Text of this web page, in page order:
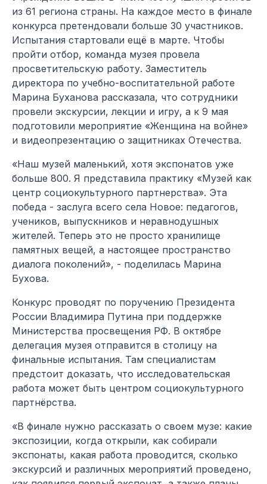
из 61 региона страны. На каждое место в финале
конкурса претендовали больше 30 участников.
Испытания стартовали ещё в марте. Чтобы
пройти отбор, команда музея провела
просветительскую работу. Заместитель
директора по учебно-воспитательной работе
Марина Буханова рассказала, что сотрудники
провели экскурсии, лекции и игру, а к 9 мая
подготовили мероприятие «Женщина на войне»
и видеопрезентацию о защитниках Отечества.
«Наш музей маленький, хотя экспонатов уже
больше 800. Я представила практику «Музей как
центр социокультурного партнерства». Эта
победа - заслуга всего села Новое: педагогов,
учеников, выпускников и неравнодушных
жителей. Теперь это не просто хранилище
памятных вещей, а настоящее пространство
диалога поколений», - поделилась Марина
Бухова.
Конкурс проводят по поручению Президента
России Владимира Путина при поддержке
Министерства просвещения РФ. В октябре
делегация музея отправится в столицу на
финальные испытания. Там специалистам
предстоит доказать, что исследовательская
работа может быть центром социокультурного
партнёрства.
«В финале нужно рассказать о своем музе: какие
экспозиции, когда открыли, как собирали
экспонаты, какая работа проводится, сколько
экскурсий и различных мероприятий проведено,